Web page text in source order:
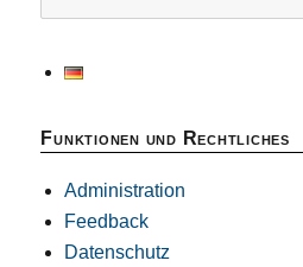
Funktionen und Rechtliches
Administration
Feedback
Datenschutz